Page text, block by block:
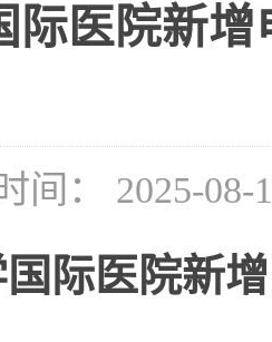
际医院新
间： 2025-
际医院新